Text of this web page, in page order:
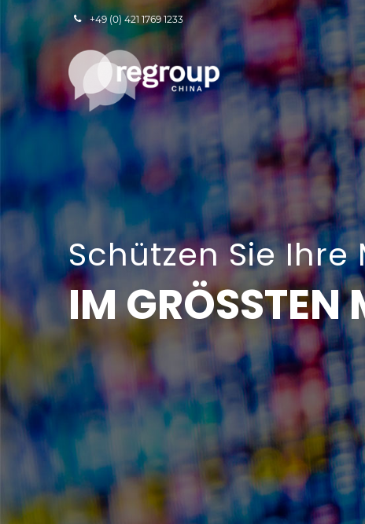
+49 (0) 421 1769 1233
Schützen Sie
IM GRÖSSTEN